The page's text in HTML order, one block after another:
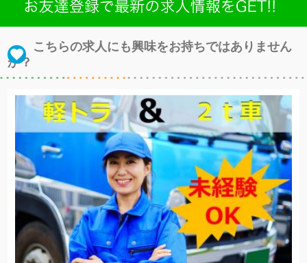
こちらの求人にも興味をお持ちではありません
か？